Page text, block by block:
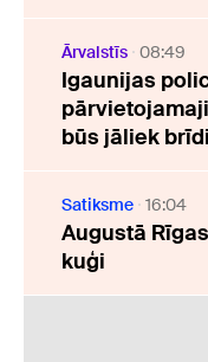
Ārvalstīs 08:49
Igaunijas
būs jāliek
Satiksme 16:04
Augustā
kuģi